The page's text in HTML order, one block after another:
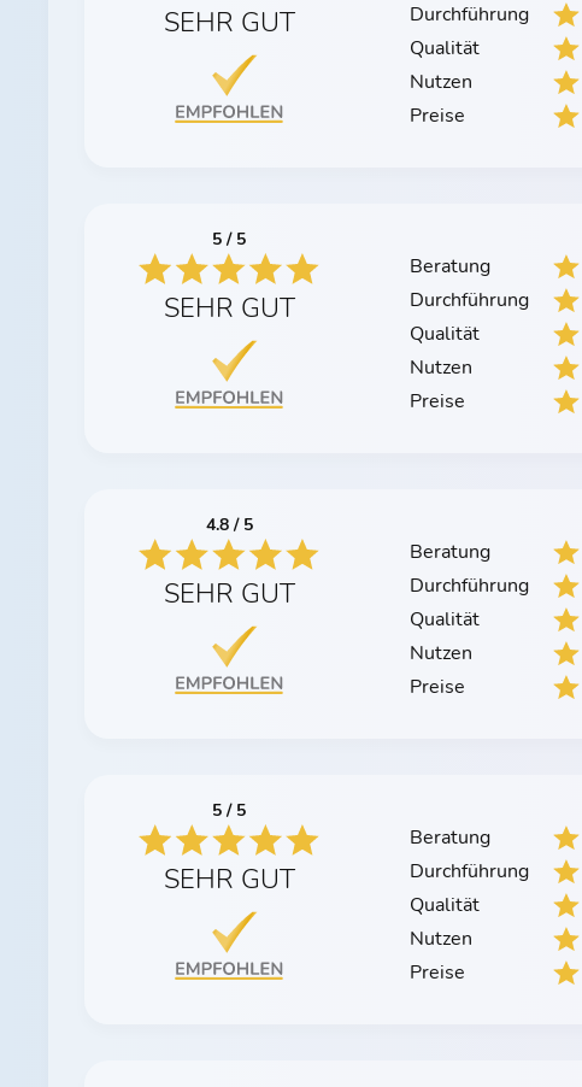
SEHR GUT
Durchführung
Qualität
Nutzen
Preise
5 / 5
SEHR GUT
Beratung
Durchführung
Qualität
Nutzen
Preise
4.8 / 5
SEHR GUT
Beratung
Durchführung
Qualität
Nutzen
Preise
5 / 5
SEHR GUT
Beratung
Durchführung
Qualität
Nutzen
Preise